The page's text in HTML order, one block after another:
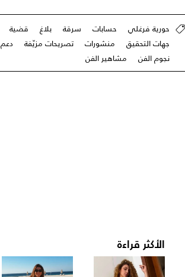
حورية فرغلي حسابات سرقة بلاغ قضية
جهات التحقيق
منشورات تصريحات مزيّفة دعم
نجوم الفن
مشاهير الفن
الأكثر قراءة